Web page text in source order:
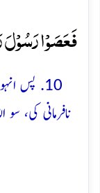
فَعَصَوۡا رَسُوۡلَ
10. پس
نافرمانی کی،